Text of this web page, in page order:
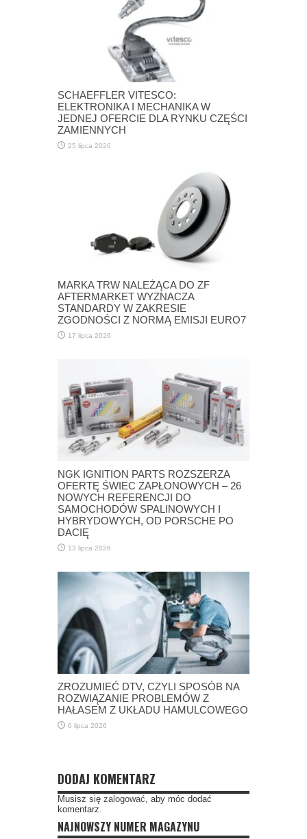
SCHAEFFLER VITESCO:
ELEKTRONIKA I MECHANIKA W
JEDNEJ OFERCIE DLA RYNKU CZĘŚCI
ZAMIENNYCH
25 lipca 2026
MARKA TRW NALEŻĄCA DO ZF
AFTERMARKET WYZNACZA
STANDARDY W ZAKRESIE
ZGODNOŚCI Z NORMĄ EMISJI EURO7
17 lipca 2026
NGK IGNITION PARTS ROZSZERZA
OFERTĘ ŚWIEC ZAPŁONOWYCH – 26
NOWYCH REFERENCJI DO
SAMOCHODÓW SPALINOWYCH I
HYBRYDOWYCH, OD PORSCHE PO
DACIĘ
13 lipca 2026
ZROZUMIEĆ DTV, CZYLI SPOSÓB NA
ROZWIĄZANIE PROBLEMÓW Z
HAŁASEM Z UKŁADU HAMULCOWEGO
6 lipca 2026
DODAJ KOMENTARZ
Musisz się zalogować, aby móc dodać
komentarz.
NAJNOWSZY NUMER MAGAZYNU